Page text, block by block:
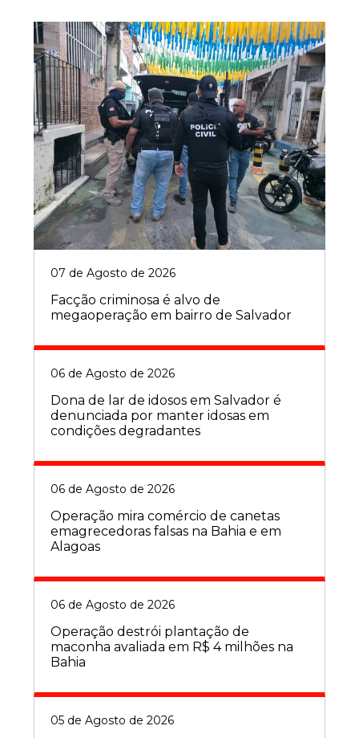
07 de Agosto de 2026
Facção criminosa é alvo de
megaoperação em bairro de Salvador
06 de Agosto de 2026
Dona de lar de idosos em Salvador é
denunciada por manter idosas em
condições degradantes
06 de Agosto de 2026
Operação mira comércio de canetas
emagrecedoras falsas na Bahia e em
Alagoas
06 de Agosto de 2026
Operação destrói plantação de
maconha avaliada em R$ 4 milhões na
Bahia
05 de Agosto de 2026